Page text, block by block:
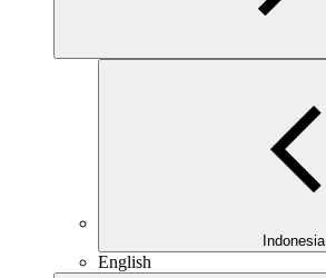
Indonesia
English